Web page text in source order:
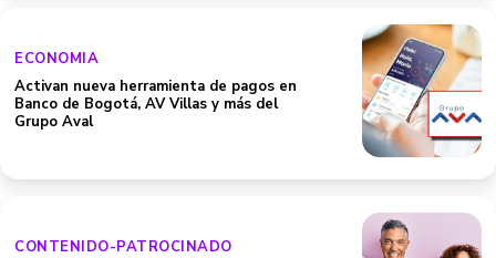
ECONOMIA
Activan nueva herramienta de pagos en
Banco de Bogotá, AV Villas y más del
Grupo Aval
CONTENIDO-PATROCINADO